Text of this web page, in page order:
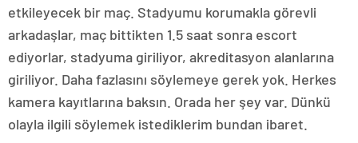
etkileyecek bir maç. Stadyumu korumakla görevli
arkadaşlar, maç bittikten 1.5 saat sonra escort
ediyorlar, stadyuma giriliyor, akreditasyon alanlarına
giriliyor. Daha fazlasını söylemeye gerek yok. Herkes
kamera kayıtlarına baksın. Orada her şey var. Dünkü
olayla ilgili söylemek istediklerim bundan ibaret.